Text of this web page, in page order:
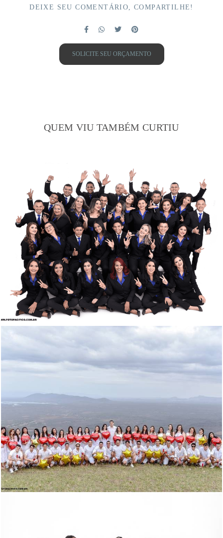
DEIXE SEU COMENTÁRIO, COMPARTILHE!
SOLICITE SEU ORÇAMENTO
QUEM VIU TAMBÉM CURTIU
2379 14
2754 40